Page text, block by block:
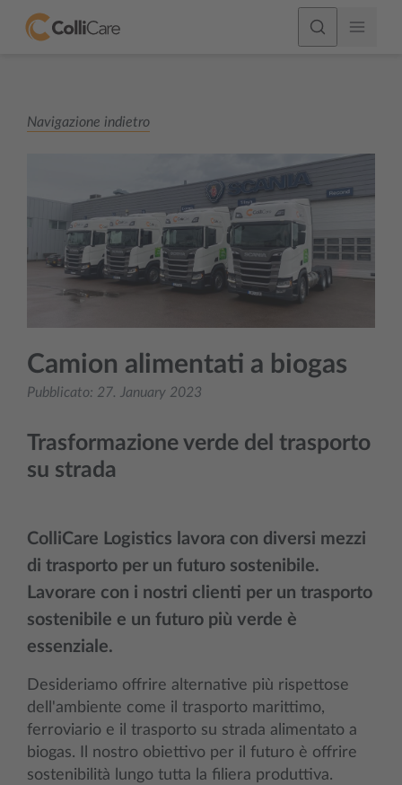
Navigazione indietro
Camion alimentati a biogas
Pubblicato: 27. January 2023
Trasformazione verde del trasporto
su strada
ColliCare Logistics lavora con diversi mezzi
di trasporto per un futuro sostenibile.
Lavorare con i nostri clienti per un trasporto
sostenibile e un futuro più verde è
essenziale.
Desideriamo offrire alternative più rispettose
dell'ambiente come il trasporto marittimo,
ferroviario e il trasporto su strada alimentato a
biogas. Il nostro obiettivo per il futuro è offrire
sostenibilità lungo tutta la filiera produttiva.